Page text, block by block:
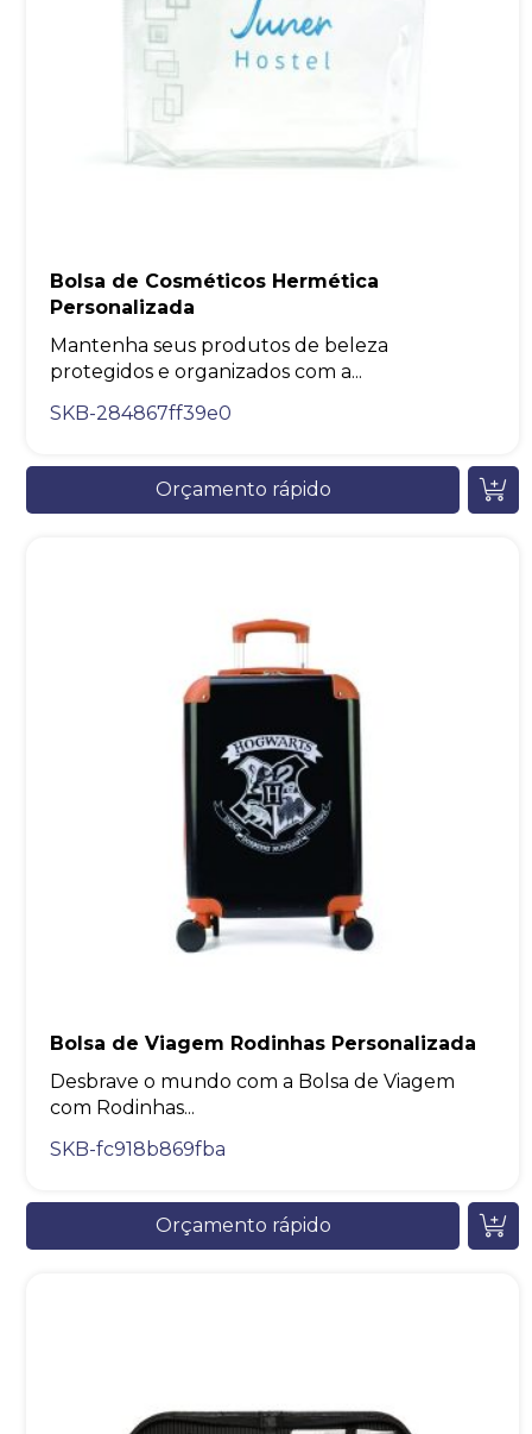
Bolsa de Cosméticos Hermética
Personalizada
Mantenha seus produtos de beleza
protegidos e organizados com a...
SKB-284867ff39e0
Orçamento rápido
Bolsa de Viagem Rodinhas Personalizada
Desbrave o mundo com a Bolsa de Viagem
com Rodinhas...
SKB-fc918b869fba
Orçamento rápido